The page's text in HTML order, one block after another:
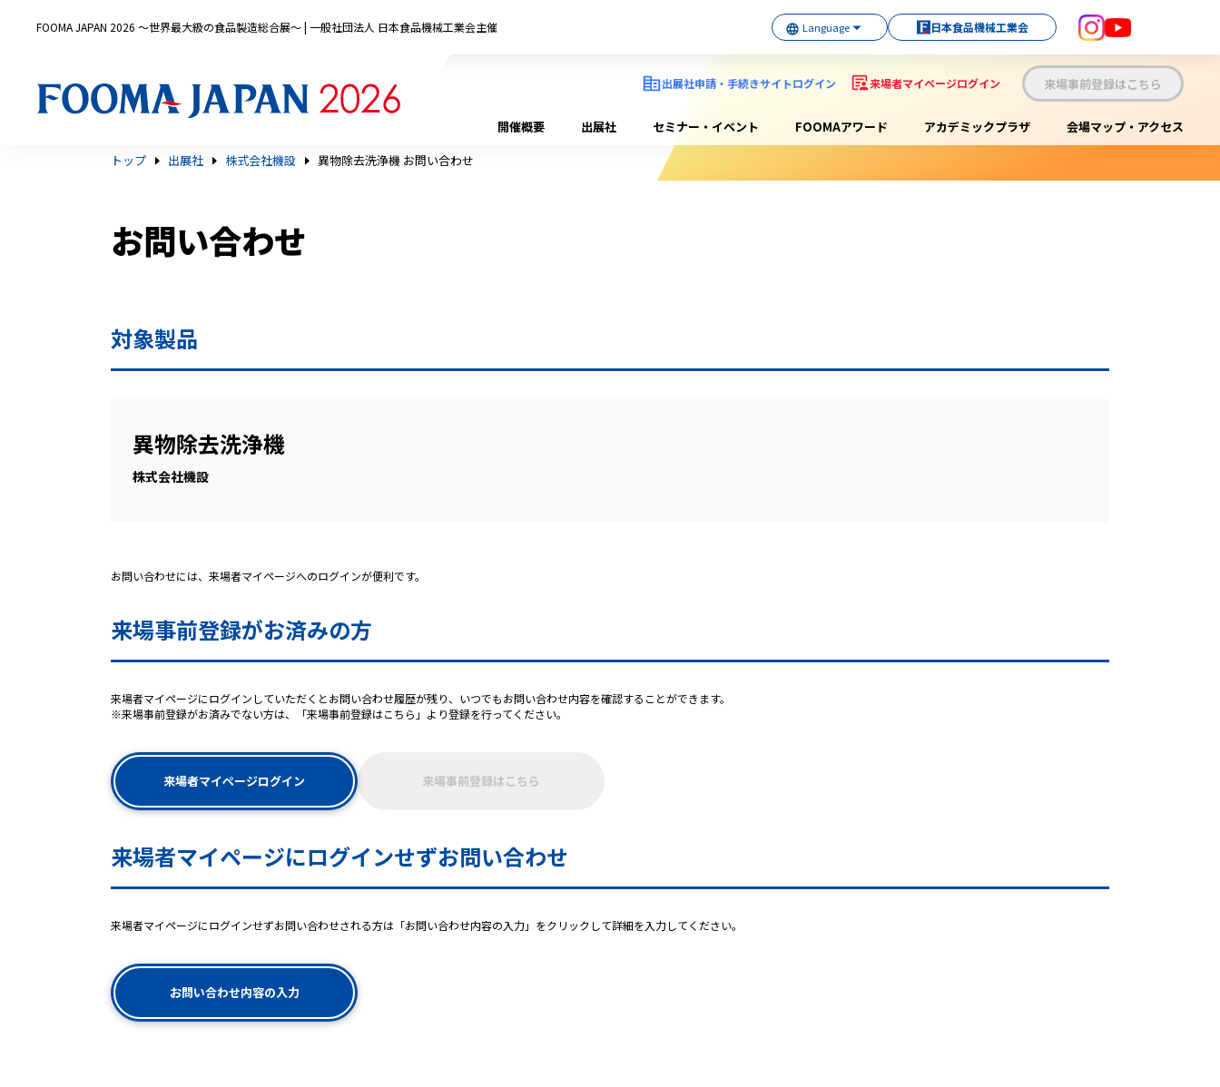
FOOMA JAPAN 2026 〜世界最大級の食品製造総合展〜 | 一般社団法人 日本食品機械工業会主催 日本食品機械工業会
出展社申請・手続きサイトログイン 来場者マイページログイン 来場事前登録はこちら
開催概要 出展社 セミナー・イベント FOOMAアワード アカデミックプラザ
会場マップ・アクセス
トップ
出展社 株式会社機設 異物除去洗浄機 お問い合わせ
お問い合わせ
対象製品
異物除去洗浄機
株式会社機設
お問い合わせには、来場者マイページへのログインが便利です。
来場事前登録がお済みの方
来場者マイページにログインしていただくとお問い合わせ履歴が残り、いつでもお問い合わせ内容を確認することができます。
※来場事前登録がお済みでない方は、「来場事前登録はこちら」より登録を行ってください。
来場者マイページログイン 来場事前登録はこちら
来場者マイページにログインせずお問い合わせ
来場者マイページにログインせずお問い合わせされる方は「お問い合わせ内容の入力」をクリックして詳細を入力してください。
お問い合わせ内容の入力